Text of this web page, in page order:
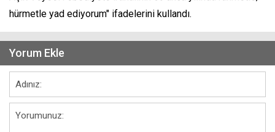
hürmetle yad ediyorum" ifadelerini kullandı.
Yorum Ekle